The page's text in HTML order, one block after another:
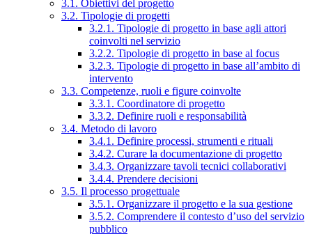
3.1. Obiettivi del progetto
3.2. Tipologie di progetti
3.2.1. Tipologie di progetto in base agli attori
coinvolti nel servizio
3.2.2. Tipologie di progetto in base al focus
3.2.3. Tipologie di progetto in base all’ambito di
intervento
3.3. Competenze, ruoli e figure coinvolte
3.3.1. Coordinatore di progetto
3.3.2. Definire ruoli e responsabilità
3.4. Metodo di lavoro
3.4.1. Definire processi, strumenti e rituali
3.4.2. Curare la documentazione di progetto
3.4.3. Organizzare tavoli tecnici collaborativi
3.4.4. Prendere decisioni
3.5. Il processo progettuale
3.5.1. Organizzare il progetto e la sua gestione
3.5.2. Comprendere il contesto d’uso del servizio
pubblico